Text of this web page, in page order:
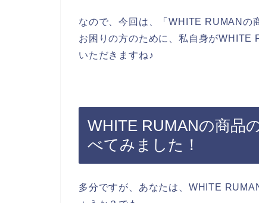
なので、今回は、「WHITE RUMANの
お困りの方のために、私自身がWHITE
いただきますね♪
WHITE RUMANの商品
べてみました！
多分ですが、あなたは、WHITE